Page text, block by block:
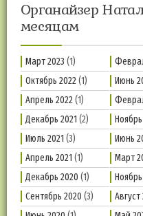
Органайзер
месяцам
Март 2023 (1)
Октябрь 2022(1) Июнь
Апрель 2022(1)
Декабрь 2021 (2) Ноябрь
Июль 2021 (3) Июнь
Апрель 2021 (1) Март
Декабрь 2020 (1)
Сентябрь 2020 (3) Август